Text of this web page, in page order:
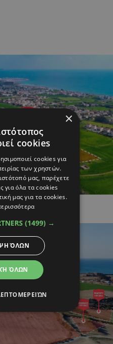
Περιοχές
×
cookies
cookies για
των χρηστών.
μας, παρέχετε
για όλα τα cookies
μας για τα cookies.
(1499) →
ΌΛΩΝ
ΌΛΩΝ